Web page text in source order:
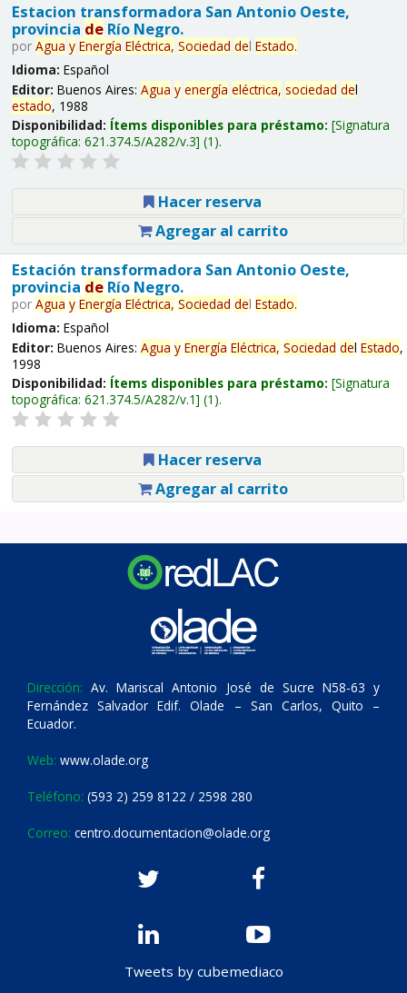
Estacion transformadora San Antonio Oeste,
provincia deRío Negro.
por Agua y Energía Eléctrica, Sociedad del Estado.
Idioma: Español
Editor: Buenos Aires: Agua y energía eléctrica, sociedad del
estado, 1988
Disponibilidad: Ítems disponibles para préstamo: Signatura
topográfica: 621.374.5/A282/v.3 (1).
Hacer reserva
Agregar al carrito
Estación transformadora San Antonio Oeste,
provincia deRío Negro.
por Agua y Energía Eléctrica, Sociedad del Estado.
Idioma: Español
Editor: Buenos Aires: Agua y Energía Eléctrica, Sociedad del Estado,
1998
Disponibilidad: Ítems disponibles para préstamo: Signatura
topográfica: 621.374.5/A282/v.1 (1).
Hacer reserva
Agregar al carrito
Dirección: Av. Mariscal Antonio José de Sucre N58-63 y
Fernández Salvador Edif. Olade – San Carlos, Quito –
Ecuador.
Web: www.olade.org
Teléfono: (593 2) 259 8122 / 2598 280
Correo: centro.documentacion@olade.org
Tweets by cubemediaco